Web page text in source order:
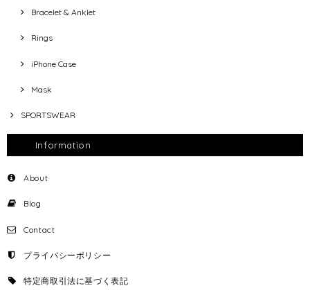
Bracelet & Anklet
Rings
iPhone Case
Mask
SPORTSWEAR
Information
About
Blog
Contact
プライバシーポリシー
特定商取引法に基づく表記